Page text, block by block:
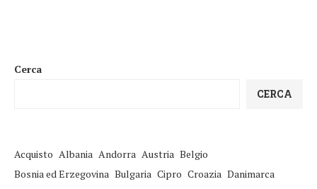
Cerca
CERCA
Acquisto Albania Andorra Austria Belgio
Bosnia ed Erzegovina Bulgaria Cipro Croazia Danimarca